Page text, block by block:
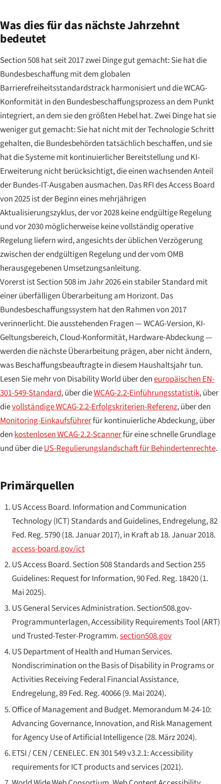
Was dies für das nächste Jahrzehnt
bedeutet
Section 508 hat seit 2017 zwei Dinge gut gemacht: Sie hat die
Bundesbeschaffung mit dem globalen
Barrierefreiheitsstandardstrack harmonisiert und die WCAG-
Konformität in den Bundesbeschaffungsprozess an dem Punkt
integriert, an dem sie den größten Hebel hat. Zwei Dinge hat sie
weniger gut gemacht: Sie hat nicht mit der Technologie Schritt
gehalten, die Bundesbehörden tatsächlich beschaffen, und sie
hat die Systeme mit kontinuierlicher Bereitstellung und KI-
Erweiterung nicht berücksichtigt, die einen wachsenden Anteil
der Bundes-IT-Ausgaben ausmachen. Das RFI des Access Board
von 2025 ist der Beginn eines mehrjährigen
Aktualisierungszyklus, der vor 2028 keine endgültige Regelung
und vor 2030 möglicherweise keine vollständig operative
Regelung liefern wird, angesichts der üblichen Verzögerung
zwischen der endgültigen Regelung und der vom OMB
herausgegebenen Umsetzungsanleitung.
Vorerst ist Section 508 im Jahr 2026 ein stabiler Standard mit
einer überfälligen Überarbeitung am Horizont. Das
Bundesbeschaffungssystem hat den Rahmen von 2017
verinnerlicht. Die ausstehenden Fragen — WCAG-Version, KI-
Geltungsbereich, Cloud-Konformität, Hardware-Abdeckung —
werden die nächste Überarbeitung prägen, aber nicht ändern,
was Beschaffungsbeauftragte in diesem Haushaltsjahr tun.
Lesen Sie mehr von Disability World über deneuropäischen EN-
301-549-Standard, über dieWCAG-2.2-Einführungsstatistik, über
dievollständige WCAG-2.2-Erfolgskriterien-Referenz, über den
Monitoring-Einkaufsführerfür kontinuierliche Abdeckung, über
den kostenlosen WCAG-2.2-Scannerfür eine schnelle Grundlage
und über dieUS-Regulierungslandschaft für Behindertenrechte.
Primärquellen
US Access Board. Information and Communication
Technology (ICT) Standards and Guidelines, Endregelung, 82
Fed. Reg. 5790 (18. Januar 2017), in Kraft ab 18. Januar 2018.
access-board.gov/ict
US Access Board. Section 508 Standards and Section 255
Guidelines: Request for Information, 90 Fed. Reg. 18420 (1.
Mai 2025).
US General Services Administration. Section508.gov-
Programmunterlagen, Accessibility Requirements Tool (ART)
und Trusted-Tester-Programm.section508.gov
US Department of Health and Human Services.
Nondiscrimination on the Basis of Disability in Programs or
Activities Receiving Federal Financial Assistance,
Endregelung, 89 Fed. Reg. 40066 (9. Mai 2024).
Office of Management and Budget. Memorandum M-24-10:
Advancing Governance, Innovation, and Risk Management
for Agency Use of Artificial Intelligence(28. März 2024).
ETSI / CEN / CENELEC. EN 301 549 v3.2.1: Accessibility
requirements for ICT products and services(2021).